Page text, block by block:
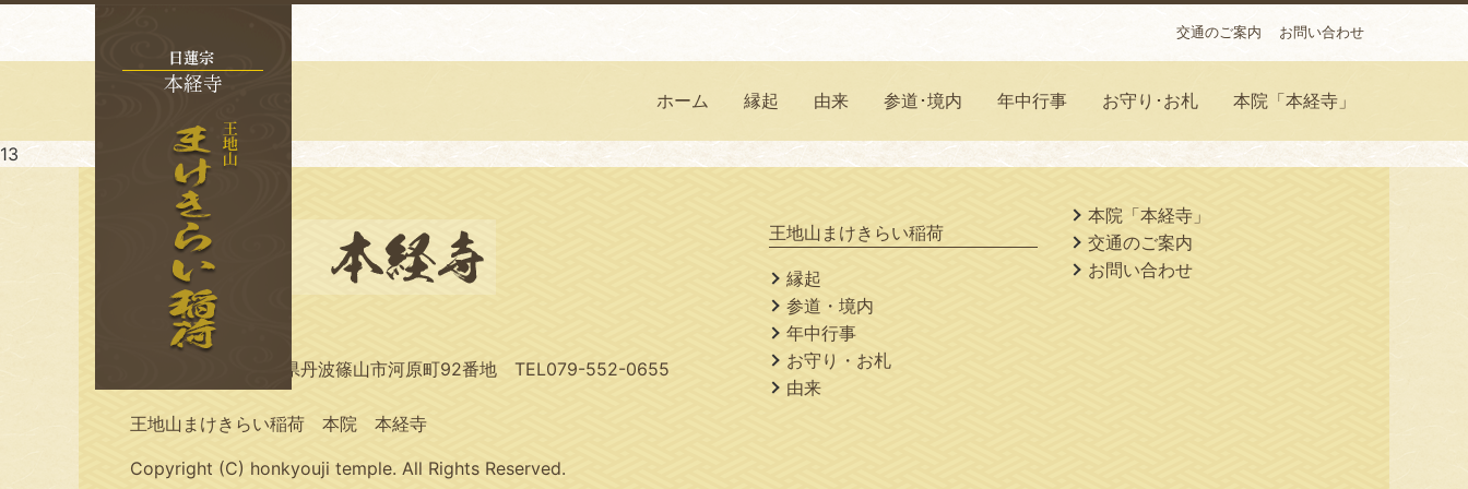
交通のご案内 お問い合わせ
ホーム 縁起 由来 参道･境内 年中行事 お守り･お札 本院「本経寺」
13
〒669-2325 兵庫県丹波篠山市河原町92番地 TEL079-552-0655
王地山まけきらい稲荷 本院 本経寺
Copyright (C) honkyouji temple. All Rights Reserved.
王地山まけきらい稲荷
縁起
参道・境内
年中行事
お守り・お札
由来
本院「本経寺」
交通のご案内
お問い合わせ